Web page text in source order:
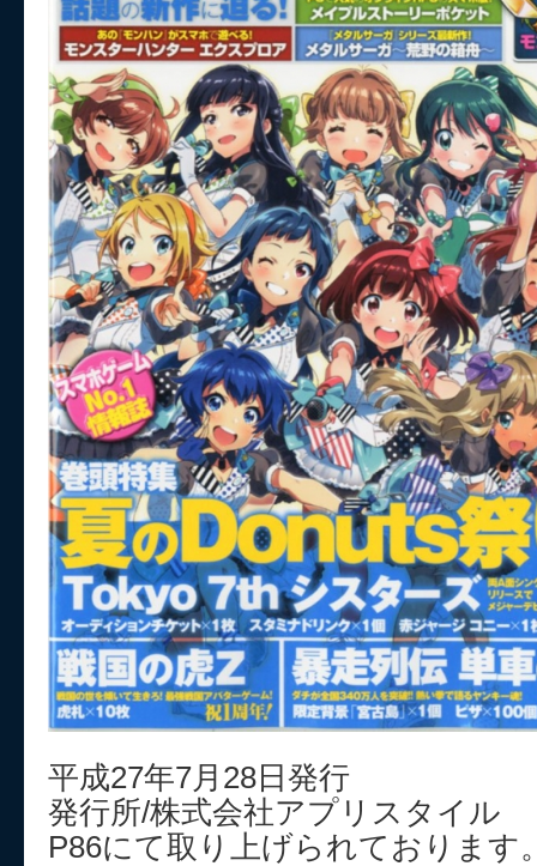
平成27年7月28日発行
発行所/株式会社アプリスタイル
P86にて取り上げられております